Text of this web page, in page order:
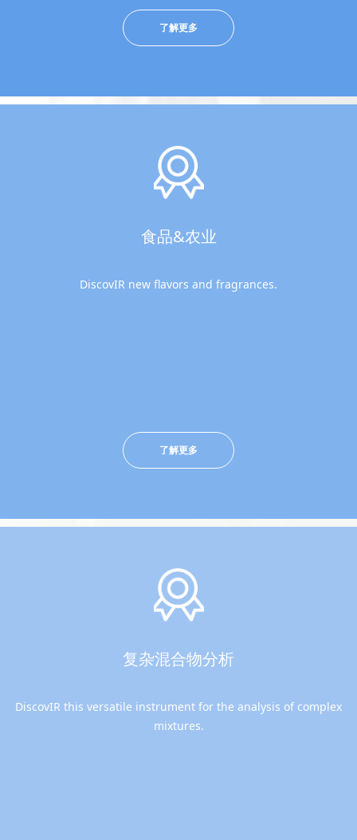
了解更多
食品&农业
DiscovIR new flavors and fragrances.
了解更多
复杂混合物分析
DiscovIR this versatile instrument for the analysis of complex
mixtures.